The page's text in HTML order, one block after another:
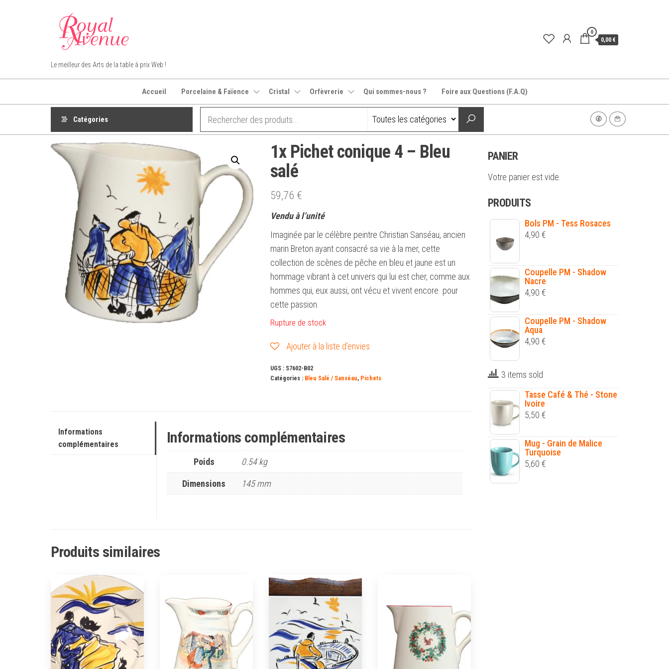
Royal Avenue
Le meilleur des Arts de la table à prix Web !
0
0,00 €
Accueil Porcelaine & Faïence Cristal Orfèvrerie Qui sommes-nous ? Foire aux Questions (F.A.Q)
Catégories
1x Pichet conique 4 – Bleu
salé
59,76 €
Vendu à l’unité
Imaginée par le célèbre peintre Christian Sanséau, ancien
marin Breton ayant consacré sa vie à la mer, cette
collection de scènes de pêche en bleu et jaune est un
hommage vibrant à cet univers qui lui est cher, comme aux
hommes qui, eux aussi, ont vécu et vivent encore pour
cette passion.
Rupture de stock
Ajouter à la liste d’envies
UGS : S7602-B02
Catégories : Bleu Salé / Sanséau, Pichets
Informations
complémentaires
Informations complémentaires
Poids 0.54 kg
Dimensions 145 mm
Produits similaires
PANIER
Votre panier est vide.
PRODUITS
Bols PM - Tess Rosaces
4,90 €
Coupelle PM - Shadow
Nacre
4,90 €
Coupelle PM - Shadow
Aqua
4,90 €
3 items sold
Tasse Café & Thé - Stone
Ivoire
5,50 €
Mug - Grain de Malice
Turquoise
5,60 €